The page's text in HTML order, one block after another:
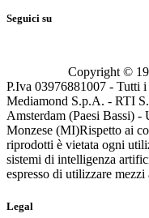
Seguici su
Copyright ©
P.Iva 03976881007 - Tutti
Mediamond S.p.A. - RTI
Amsterdam (Paesi Bassi)
Monzese (MI)Rispetto ai
riprodotti è vietata ogni
sistemi di intelligenza
espresso di utilizzare
Legal